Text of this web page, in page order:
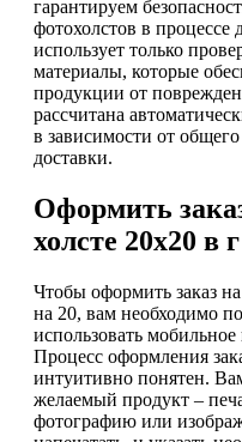
гарантируем
фотохолстов в
использует только
материалы, которые
продукции от
рассчитана
в зависимости от
доставки.
Оформить
холсте 20х20 в
Чтобы оформить заказ
на 20, вам необходимо
использовать
Процесс оформления
интуитивно понятен.
желаемый продукт –
фотографию или